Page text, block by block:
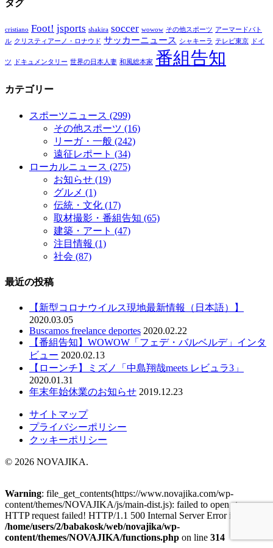
タグ
cristiano Foot! jsports shakira soccer wowow その他スポーツ アーマードバト
ル クリスティアーノ・ロナウド サッカーニュース シャキーラ テレビ東京 ドイ
ツ ドキュメンタリー 世界の日本人妻 和風総本家 番組告知
カテゴリー
スポーツニュース (299)
その他スポーツ (16)
リーガ・一般 (242)
遠征レポート (34)
ローカルニュース (275)
お知らせ (19)
グルメ (1)
伝統・文化 (17)
取材撮影・番組告知 (65)
建築・アート (47)
注目情報 (1)
社会 (87)
最近の投稿
【新型コロナウイルス現地最新情報（日本語）】
2020.03.05
Buscamos freelance deportes 2020.02.22
【番組告知】WOWOW「フェデ・バルベルデ」インタ
ビュー 2020.02.13
【ローンチ】ミズノ「中島翔哉meets レビュラ3」
2020.01.31
年末年始休業のお知らせ 2019.12.23
サイトマップ
プライバシーポリシー
クッキーポリシー
© 2026 NOVAJIKA.
Warning: file_get_contents(https://www.novajika.com/wp-
content/themes/NOVAJIKA/js/main-dist.js): failed to open stream:
HTTP request failed! HTTP/1.1 500 Internal Server Error in
/home/users/2/babakosk/web/novajika/wp-
content/themes/NOVAJIKA/functions.php on line 314